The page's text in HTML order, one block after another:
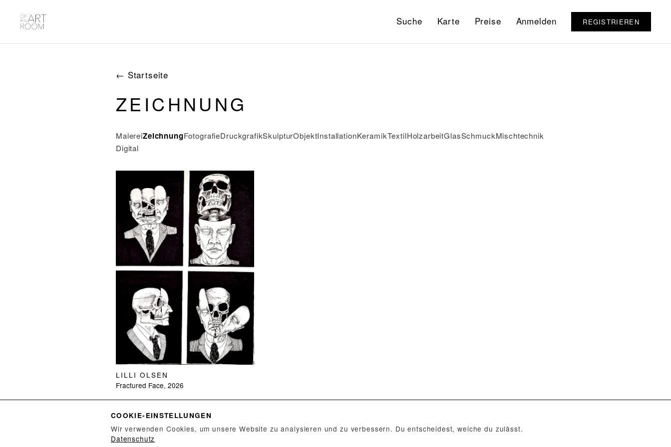
Suche Karte Preise Anmelden REGISTRIEREN
← Startseite
ZEICHNUNG
MalereiZeichnungFotografieDruckgrafikSkulpturObjektInstallationKeramikTextilHolzarbeitGlasSchmuckMischtechnik
Digital
LILLI OLSEN
Fractured Face, 2026
COOKIE-EINSTELLUNGEN
Wir verwenden Cookies, um unsere Website zu analysieren und zu verbessern. Du entscheidest, welche du zulässt.
Datenschutz